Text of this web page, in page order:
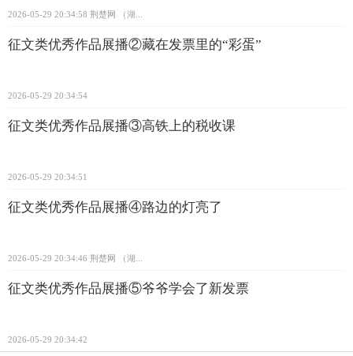
2026-05-29 20:34:58 荆楚网 ​（湖...
征文类优秀作品展播②藏在发票里的“彩蛋”
2026-05-29 20:34:54
征文类优秀作品展播③高铁上的税收课
2026-05-29 20:34:51
征文类优秀作品展播④路边的灯亮了
2026-05-29 20:34:46 荆楚网 ​（湖...
征文类优秀作品展播⑤爷爷学会了新发票
2026-05-29 20:34:42